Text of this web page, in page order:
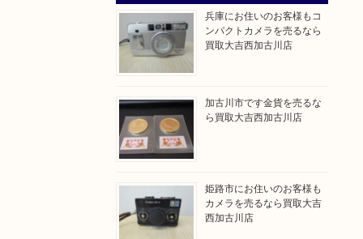
兵庫にお住いのお客様もコ
ンパクトカメラを売るなら
買取大吉西加古川店
加古川市です金貨を売るな
ら買取大吉西加古川店
姫路市にお住いのお客様も
カメラを売るなら買取大吉
西加古川店